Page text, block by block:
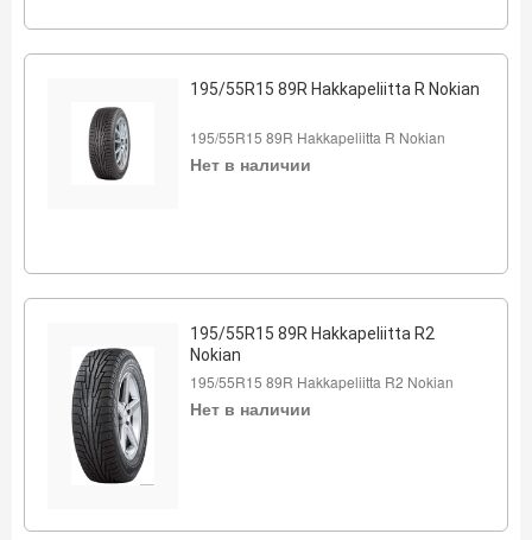
195/55R15 89R Hakkapeliitta R Nokian
195/55R15 89R Hakkapeliitta R Nokian
Нет в наличии
195/55R15 89R Hakkapeliitta R2
Nokian
195/55R15 89R Hakkapeliitta R2 Nokian
Нет в наличии